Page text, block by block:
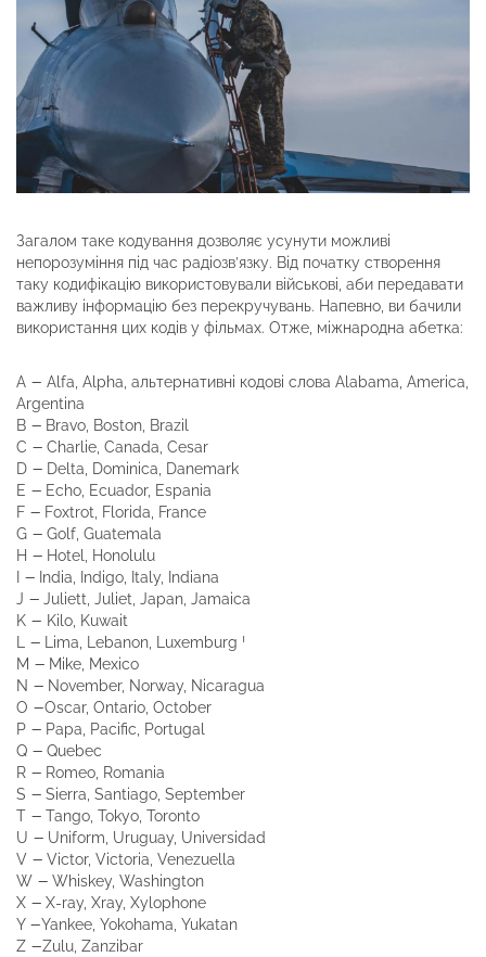
Загалом таке кодування дозволяє усунути можливі
непорозуміння під час радіозв’язку. Від початку створення
таку кодифікацію використовували військові, аби передавати
важливу інформацію без перекручувань. Напевно, ви бачили
використання цих кодів у фільмах. Отже, міжнародна абетка:
A — Alfa, Alpha, альтернативні кодові слова Alabama, America,
Argentina
B — Bravo, Boston, Brazil
C — Charlie, Canada, Cesar
D — Delta, Dominica, Danemark
E — Echo, Ecuador, Espania
F — Foxtrot, Florida, France
G — Golf, Guatemala
H — Hotel, Honolulu
— India, Indigo, Italy, Indiana
J — Juliett, Juliet, Japan, Jamaica
K — Kilo, Kuwait
—
Lima, Lebanon, Luxemburg ˈ
M — Mike, Mexico
N — November, Norway, Nicaragua
O —Oscar, Ontario, October
P — Papa, Pacific, Portugal
Q — Quebec
R — Romeo, Romania
S — Sierra, Santiago, September
T — Tango, Tokyo, Toronto
U — Uniform, Uruguay, Universidad
V — Victor, Victoria, Venezuella
W — Whiskey, Washington
X — X-ray, Xray, Xylophone
Y —Yankee, Yokohama, Yukatan
Z —Zulu, Zanzibar